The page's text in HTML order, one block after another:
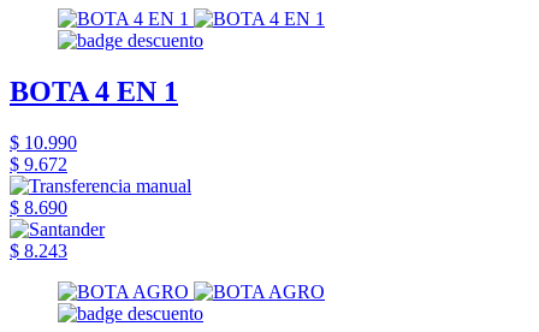
BOTA 4 EN 1
$ 10.990
$ 9.672
$ 8.690
$ 8.243